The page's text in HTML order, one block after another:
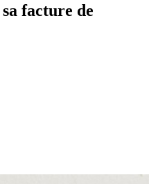
facture de